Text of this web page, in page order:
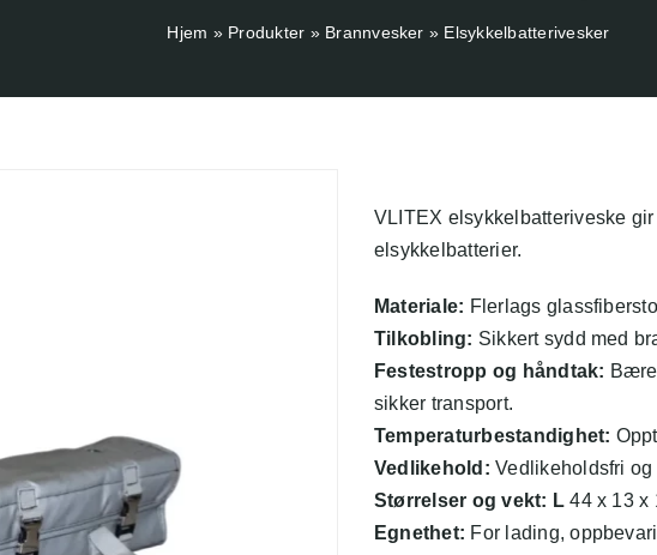
Hjem » Produkter » Brannvesker » Elsykkelbatterivesker
VLITEX elsykkelbatteriveske
elsykkelbatterier.
Materiale: Flerlags
Tilkobling: Sikkert sydd med
Festestropp og håndtak:
sikker transport.
Temperaturbestandighet:
Vedlikehold: Vedlikeholdsfri
Størrelser og vekt: L 44 x 13 x
Egnethet: For lading,